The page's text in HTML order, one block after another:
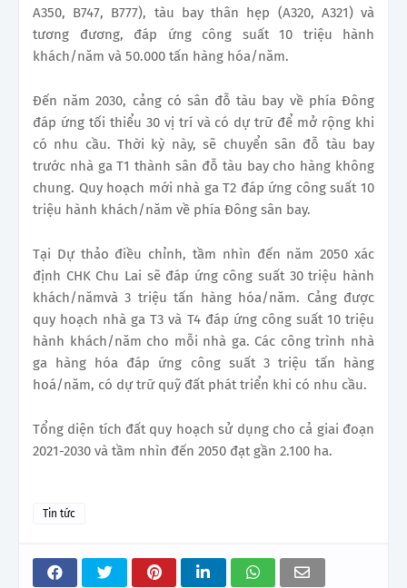
A350, B747, B777), tàu bay thân hẹp (A320, A321) và
tương đương, đáp ứng công suất 10 triệu hành
khách/năm và 50.000 tấn hàng hóa/năm.
Đến năm 2030, cảng có sân đỗ tàu bay về phía Đông
đáp ứng tối thiểu 30 vị trí và có dự trữ để mở rộng khi
có nhu cầu. Thời kỳ này, sẽ chuyển sân đỗ tàu bay
trước nhà ga T1 thành sân đỗ tàu bay cho hàng không
chung. Quy hoạch mới nhà ga T2 đáp ứng công suất 10
triệu hành khách/năm về phía Đông sân bay.
Tại Dự thảo điều chỉnh, tầm nhìn đến năm 2050 xác
định CHK Chu Lai sẽ đáp ứng công suất 30 triệu hành
khách/nămvà 3 triệu tấn hàng hóa/năm. Cảng được
quy hoạch nhà ga T3 và T4 đáp ứng công suất 10 triệu
hành khách/năm cho mỗi nhà ga. Các công trình nhà
ga hàng hóa đáp ứng công suất 3 triệu tấn hàng
hoá/năm, có dự trữ quỹ đất phát triển khi có nhu cầu.
Tổng diện tích đất quy hoạch sử dụng cho cả giai đoạn
2021-2030 và tầm nhìn đến 2050 đạt gần 2.100 ha.
Tin tức